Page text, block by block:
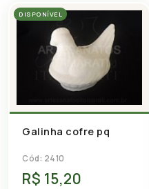
DISPONÍVEL
Galinha cofre pq
Cód: 2410
R$ 15,20